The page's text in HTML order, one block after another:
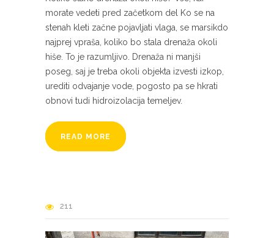
morate vedeti pred začetkom del Ko se na
stenah kleti začne pojavljati vlaga, se marsikdo
najprej vpraša, koliko bo stala drenaža okoli
hiše. To je razumljivo. Drenaža ni manjši
poseg, saj je treba okoli objekta izvesti izkop,
urediti odvajanje vode, pogosto pa se hkrati
obnovi tudi hidroizolacija temeljev.
READ MORE
211